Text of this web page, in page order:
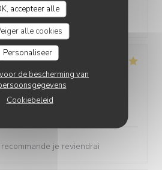
accepteer alle
alle cookies
Personaliseer
de bescherming van
Cookiebeleid
Très bien. Personnel très
3
:5/5 Keuken:5/5
je reviendrai